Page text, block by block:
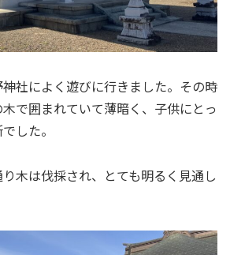
社によく遊びに行きました。その時
で囲まれていて薄暗く、子供にとっ
した。
木は伐採され、とても明るく見通し